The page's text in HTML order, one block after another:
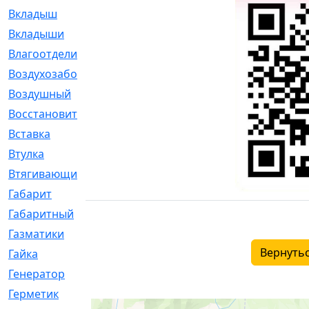
Вкладыш
Вкладыши
Влагоотделитель
Воздухозаборник
Воздушный
Восстановительный
Вставка
Втулка
Втягивающий
Габарит
Габаритный
Газматики
Гайка
Генератор
Герметик